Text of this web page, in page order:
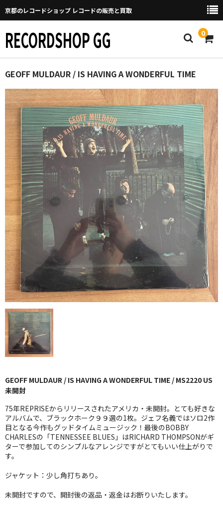
京都のレコードショップ レコードの販売と買取
RECORDSHOP GG 0
Home
マイページ
GGについて
買取について
取り置きなどについて
Categories
New Arrivals
新譜
GG RECORD （当店のレーベル）
全商品
JAZZ-US
BLUE NOTE
JAZZ-EU
JAZZ-JP
J-POP
ROCK
FOLK,SSW
WORLD
7INC
GEOFF MULDAUR / IS HAVING A WONDERFUL TIME
GEOFF MULDAUR / IS HAVING A WONDERFUL TIME / MS2220 US
未開封
75年REPRISEからリリースされたアメリカ・未開封。とても好きな
アルバムで、ブラックホーク９９選の1枚。ジェフ名義ではソロ2作
目となる今作もグッドタイムミュージック！最後のBOBBY
CHARLESの「TENNESSEE BLUES」はRICHARD THOMPSONがギ
ターで参加してのシンプルなアレンジですがとてもいい仕上がりで
す。
ジャケット：少し角打ちあり。
未開封ですので、開封後の返品・返金はお断りいたします。